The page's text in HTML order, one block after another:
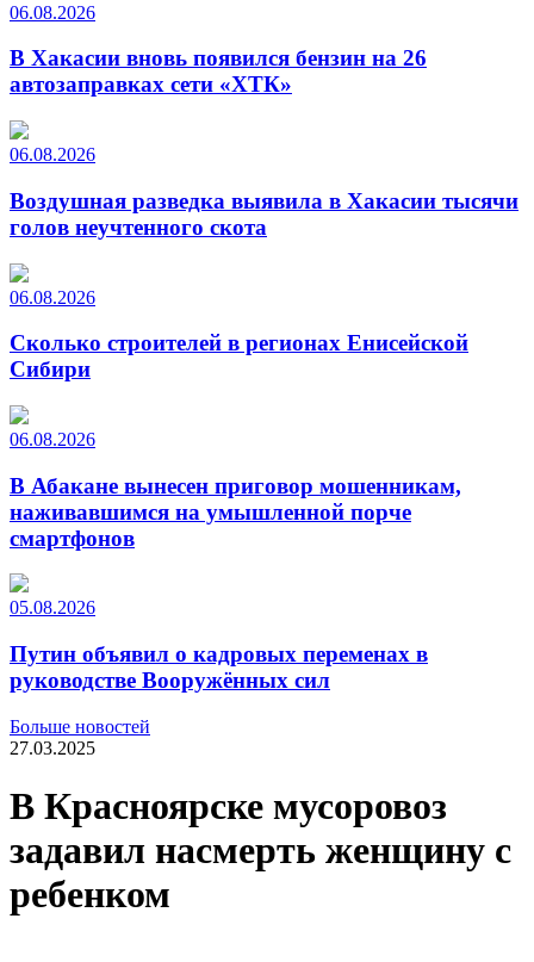
06.08.2026
В Хакасии вновь появился бензин на 26
автозаправках сети «ХТК»
06.08.2026
Воздушная разведка выявила в Хакасии тысячи
голов неучтенного скота
06.08.2026
Сколько строителей в регионах Енисейской
Сибири
06.08.2026
В Абакане вынесен приговор мошенникам,
наживавшимся на умышленной порче
смартфонов
05.08.2026
Путин объявил о кадровых переменах в
руководстве Вооружённых сил
Больше новостей
27.03.2025
В Красноярске мусоровоз
задавил насмерть женщину с
ребенком